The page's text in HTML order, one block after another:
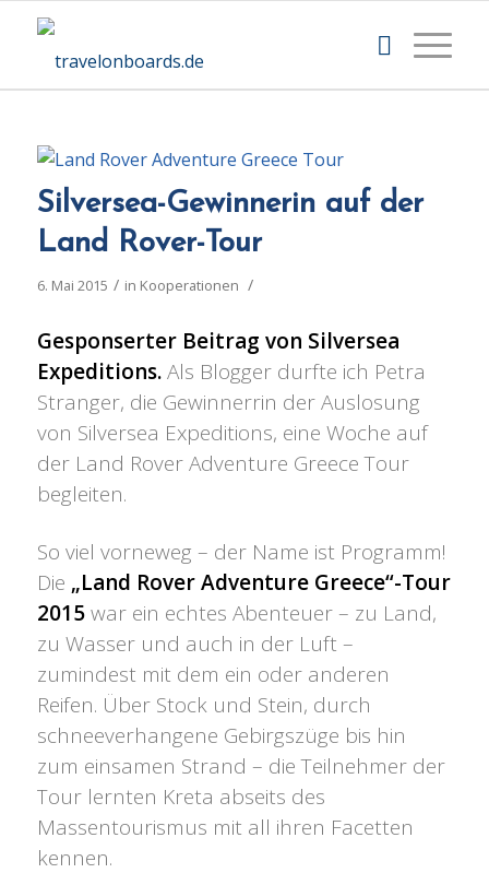
Silversea-Gewinnerin auf der
Land Rover-Tour
6. Mai 2015 / in Kooperationen /
Gesponserter Beitrag von Silversea
Expeditions.Als Blogger durfte ich Petra
Stranger, die Gewinnerrin der Auslosung
von Silversea Expeditions, eine Woche auf
der Land Rover Adventure Greece Tour
begleiten.
So viel vorneweg – der Name ist Programm!
Die „Land Rover Adventure Greece“-Tour
2015war ein echtes Abenteuer – zu Land,
zu Wasser und auch in der Luft –
zumindest mit dem ein oder anderen
Reifen. Über Stock und Stein, durch
schneeverhangene Gebirgszüge bis hin
zum einsamen Strand – die Teilnehmer der
Tour lernten Kreta abseits des
Massentourismus mit all ihren Facetten
kennen.